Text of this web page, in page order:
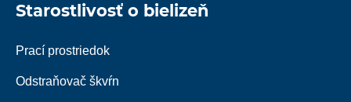
Starostlivosť o bielizeň
Prací prostriedok
Odstraňovač škvŕn